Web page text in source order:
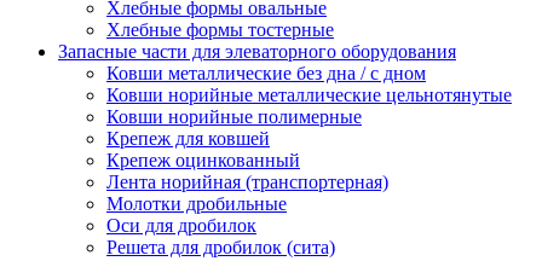
Хлебные формы овальные
Хлебные формы тостерные
Запасные части для элеваторного оборудования
Ковши металлические без дна / с дном
Ковши норийные металлические цельнотянутые
Ковши норийные полимерные
Крепеж для ковшей
Крепеж оцинкованный
Лента норийная (транспортерная)
Молотки дробильные
Оси для дробилок
Решета для дробилок (сита)